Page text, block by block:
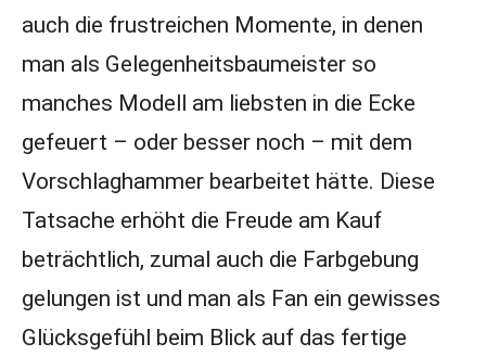
auch die frustreichen Momente, in denen
man als Gelegenheitsbaumeister so
manches Modell am liebsten in die Ecke
gefeuert – oder besser noch – mit dem
Vorschlaghammer bearbeitet hätte. Diese
Tatsache erhöht die Freude am Kauf
beträchtlich, zumal auch die Farbgebung
gelungen ist und man als Fan ein gewisses
Glücksgefühl beim Blick auf das fertige